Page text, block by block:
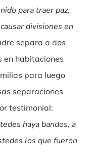
para traer paz,
divisiones en
separa a dos
en habitaciones
para luego
separaciones
testimonial:
haya bandos, a
los que fueron